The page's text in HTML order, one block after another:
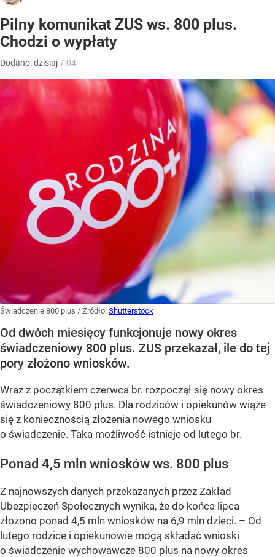
Pilny komunikat ZUS ws. 800 plus.
Chodzi o wypłaty
Dodano:dzisiaj7:04
Świadczenie 800 plus / Źródło: Shutterstock
Od dwóch miesięcy funkcjonuje nowy okres
świadczeniowy 800 plus. ZUS przekazał, ile do tej
pory złożono wniosków.
Wraz z początkiem czerwca br. rozpoczął się nowy okres
świadczeniowy 800 plus. Dla rodziców i opiekunów wiąże
się z koniecznością złożenia nowego wniosku
o świadczenie. Taka możliwość istnieje od lutego br.
Ponad 4,5 mln wniosków ws. 800 plus
Z najnowszych danych przekazanych przez Zakład
Ubezpieczeń Społecznych wynika, że do końca lipca
złożono ponad 4,5 mln wniosków na 6,9 mln dzieci. – Od
lutego rodzice i opiekunowie mogą składać wnioski
o świadczenie wychowawcze 800 plus na nowy okres